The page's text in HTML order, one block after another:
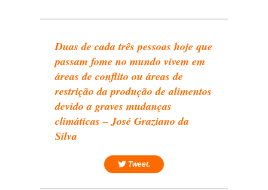
Duas de cada três pessoas hoje que
passam fome no mundo vivem em
áreas de conflito ou áreas de
restrição da produção de alimentos
devido a graves mudanças
climáticas – José Graziano da
Silva
Tweet.